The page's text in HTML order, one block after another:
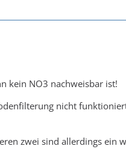
kein NO3 nachweisbar ist!
nicht
zwei sind allerdings ein